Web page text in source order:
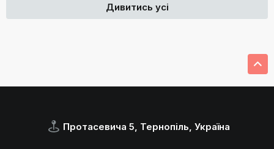
Дивитись усі
Протасевича 5, Тернопіль, Україна